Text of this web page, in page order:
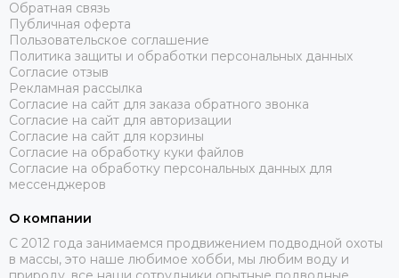
Обратная связь
Публичная оферта
Пользовательское соглашение
Политика защиты и обработки персональных данных
Согласие отзыв
Рекламная рассылка
Согласие на сайт для заказа обратного звонка
Согласие на сайт для авторизации
Согласие на сайт для корзины
Согласие на обработку куки файлов
Согласие на обработку персональных данных для
мессенджеров
О компании
C 2012 года занимаемся продвижением подводной охоты
в массы, это наше любимое хобби, мы любим воду и